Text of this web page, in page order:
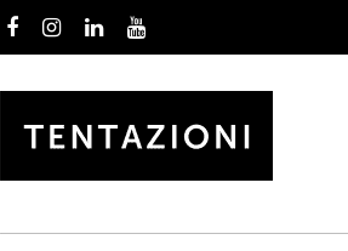
Facebook
Instagram
LinkedInYoutube